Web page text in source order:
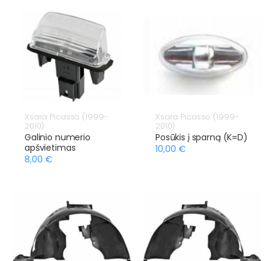
Xsara Picasso (1999-
2010)
Galinio numerio
apšvietimas
8,00 €
Xsara Picasso (1999-
2010)
Posūkis į sparną (K=D)
10,00 €